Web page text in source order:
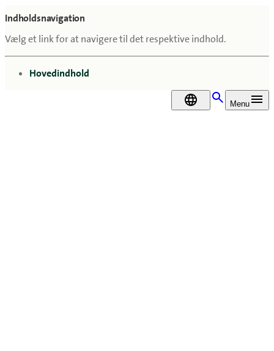
Indholdsnavigation
Vælg et link for at navigere til det respektive indhold.
gå til
Hovedindhold
DA Menu